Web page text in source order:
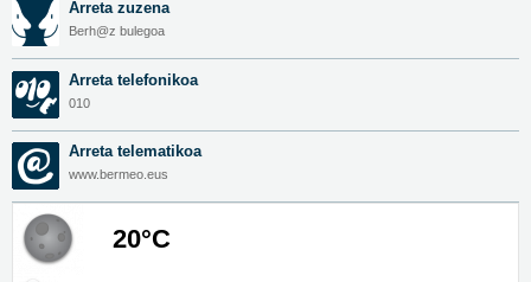
Arreta zuzena
Berh@z bulegoa
Arreta telefonikoa
010
Arreta telematikoa
www.bermeo.eus